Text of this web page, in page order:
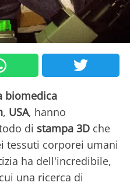
biomedica
, USA, hanno
di stampa 3D che
tessuti corporei umani
ha dell'incredibile,
una ricerca di